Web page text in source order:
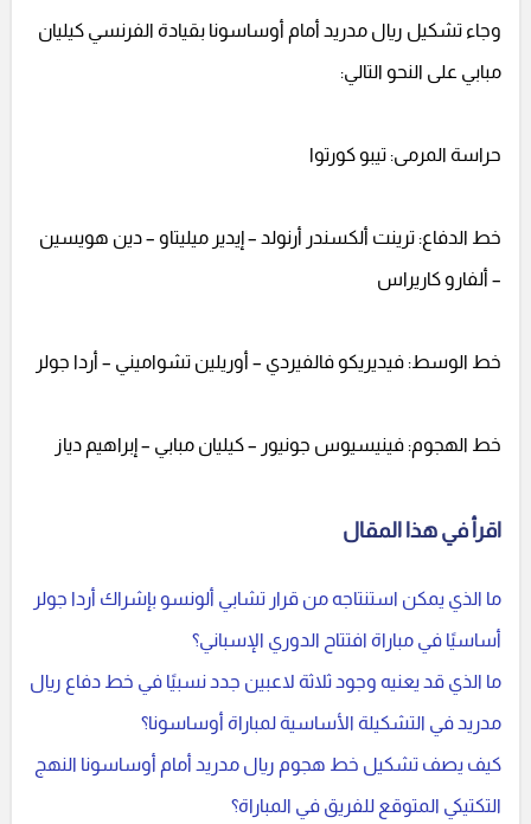
وجاء تشكيل ريال مدريد أمام أوساسونا بقيادة الفرنسي كيليان
مبابي على النحو التالي:
حراسة المرمى: تيبو كورتوا
خط الدفاع: ترينت ألكسندر أرنولد – إيدير ميليتاو – دين هويسين
– ألفارو كاريراس
خط الوسط: فيديريكو فالفيردي – أوريلين تشواميني – أردا جولر
خط الهجوم: فينيسيوس جونيور – كيليان مبابي – إبراهيم دياز
اقرأ في هذا المقال
ما الذي يمكن استنتاجه من قرار تشابي ألونسو بإشراك أردا جولر
أساسيًا في مباراة افتتاح الدوري الإسباني؟
ما الذي قد يعنيه وجود ثلاثة لاعبين جدد نسبيًا في خط دفاع ريال
مدريد في التشكيلة الأساسية لمباراة أوساسونا؟
كيف يصف تشكيل خط هجوم ريال مدريد أمام أوساسونا النهج
التكتيكي المتوقع للفريق في المباراة؟